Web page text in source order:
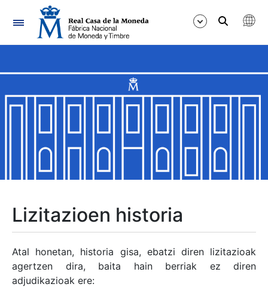
Nabigazioa
Erakutsi/Ezkutatu
Erakutsi/Ezkutatu
Erakutsi/Ezkutatu
Erakutsi/Ezkutatu
Lizitazioen historia
Atal honetan, historia gisa, ebatzi diren lizitazioak
agertzen dira, baita hain berriak ez diren
adjudikazioak ere: